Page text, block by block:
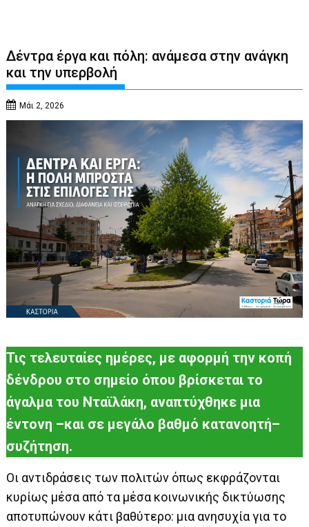
Δέντρα έργα και πόλη: ανάμεσα στην ανάγκη
και την υπερβολή
Μάι 2, 2026
Τις τελευταίες ημέρες, με αφορμή την κοπή
δένδρου στο σημείο όπου βρίσκεται το
άγαλμα του Νταϊλάκη, αναπτύχθηκε μια
έντονη –και σε μεγάλο βαθμό κατανοητή–
συζήτηση.
Οι αντιδράσεις των πολιτών όπως εκφράζονται
κυρίως μέσα από τα μέσα κοινωνικής δικτύωσης
αποτυπώνουν κάτι βαθύτερο: μια ανησυχία για το